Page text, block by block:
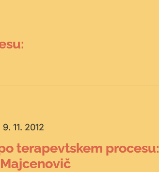
9. 11. 2012
terapevtskem procesu: